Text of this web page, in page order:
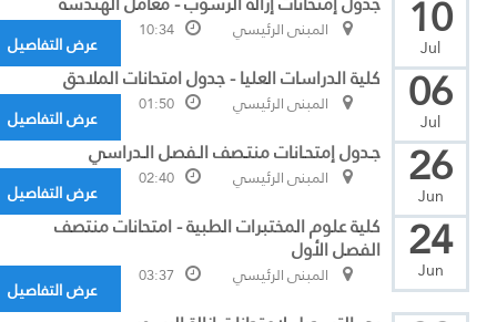
10
Jul
المبنى الرئيسي 10:34
عرض التفاصيل
06
Jul
كلية الدراسات العليا - جدول امتحانات الملاحق
المبنى الرئيسي 01:50
عرض التفاصيل
26
Jun
جـدول إمتحـانات منتـصف الـفصل الـدراسي
المبنى الرئيسي 02:40
عرض التفاصيل
24
Jun
كلية علوم المختبرات الطبية - امتحانات منتصف
الفصل الأول
المبنى الرئيسي 03:37
عرض التفاصيل